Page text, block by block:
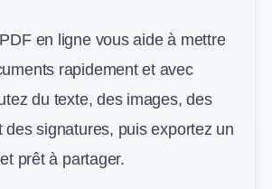
en ligne vous aide à mettre
rapidement et avec
du texte, des images, des
des signatures, puis exportez un
prêt à partager.